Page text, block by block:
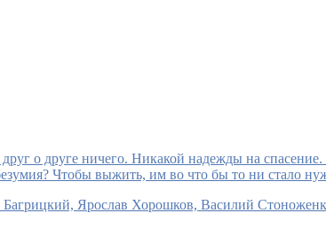
о друге ничего. Никакой надежды на
Чтобы выжить, им во что бы то ни стало
Ярослав Хорошков, Василий